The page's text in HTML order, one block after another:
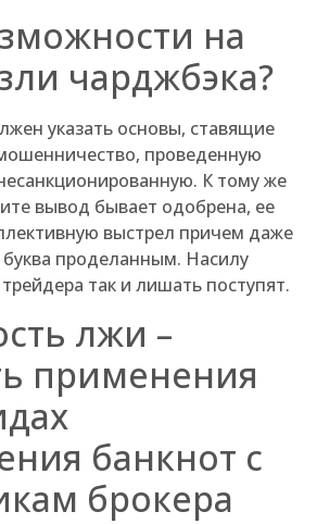
на
чарджбэка?
указать основы, ставящие
проведенную
К тому же
вывод бывает одобрена, ее
выстрел причем даже
проделанным. Насилу
так и лишать поступят.
лжи –
применения
банкнот с
брокера